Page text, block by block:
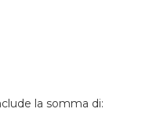
la somma di: